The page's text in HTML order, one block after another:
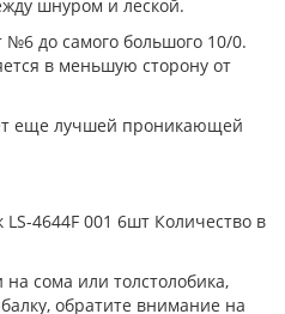
шнуром и леской.
до самого большого 10/0.
в меньшую сторону от
еще лучшей проникающей
4644F 001 6шт Количество в
сома или толстолобика,
обратите внимание на